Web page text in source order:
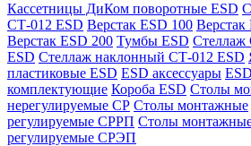
Кассетницы ДиКом поворотные ESD
СТ-012 ESD Верстак ESD 100 Верстак
Верстак ESD 200 Тумбы ESD Стеллаж
ESD Стеллаж наклонный СТ-012 ESD
пластиковые ESD ESD аксессуары ESD
комплектующие Короба ESD Столы
нерегулируемые СР Столы монтажные
регулируемые СРРП Столы
регулируемые СРЭП